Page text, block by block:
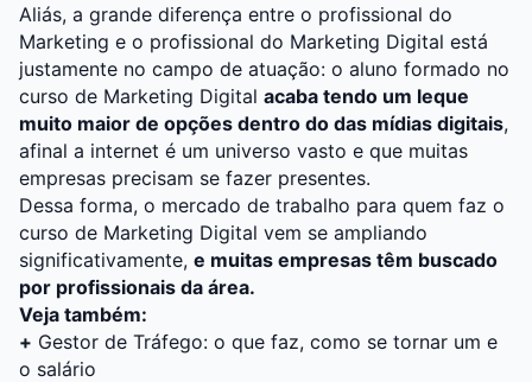
Aliás, a grande diferença entre o profissional do
Marketing e o profissional do Marketing Digital está
justamente no campo de atuação: o aluno formado no
curso de Marketing Digital acaba tendo um leque
muito maior de opções dentro do das mídias digitais,
afinal a internet é um universo vasto e que muitas
empresas precisam se fazer presentes.
Dessa forma, o mercado de trabalho para quem faz o
curso de Marketing Digital vem se ampliando
significativamente, e muitas empresas têm buscado
por profissionais da área.
Veja também:
+ Gestor de Tráfego: o que faz, como se tornar um e
o salário